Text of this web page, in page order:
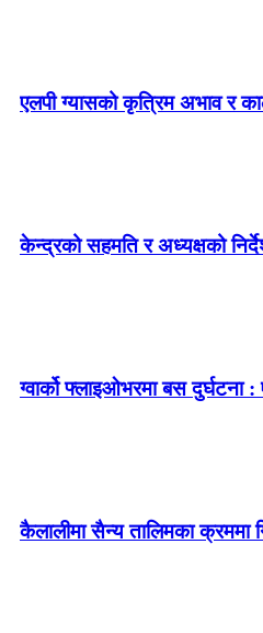
एलपी ग्यासको कृत्रिम अभाव र
केन्द्रको सहमति र अध्यक्षको
ग्वार्को फ्लाइओभरमा बस
कैलालीमा सैन्य तालिमका